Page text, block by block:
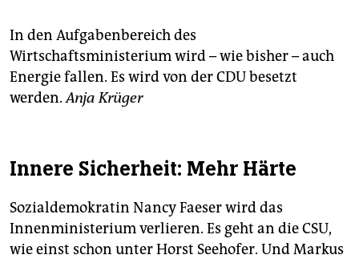
In den Aufgabenbereich des
Wirtschaftsministerium wird – wie bisher – auch
Energie fallen. Es wird von der CDU besetzt
werden.Anja Krüger
Innere Sicherheit: Mehr Härte
Sozialdemokratin Nancy Fae­ser wird das
Innenministerium verlieren. Es geht an die CSU,
wie einst schon unter Horst Seehofer. Und Markus